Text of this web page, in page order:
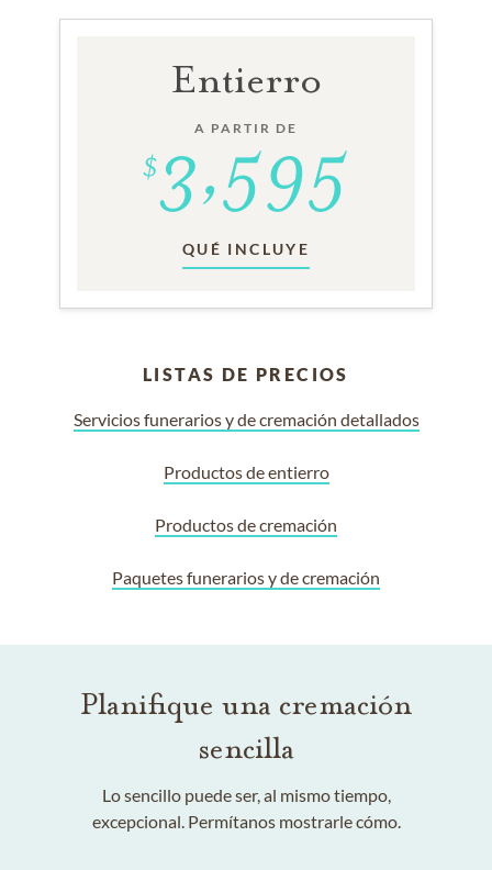
Entierro
A PARTIR DE
QUÉ INCLUYE
LISTAS DE PRECIOS
Servicios funerarios y de cremación detallados
Productos de entierro
Productos de cremación
Paquetes funerarios y de cremación
Planifique una cremación
sencilla
Lo sencillo puede ser, al mismo tiempo,
excepcional. Permítanos mostrarle cómo.